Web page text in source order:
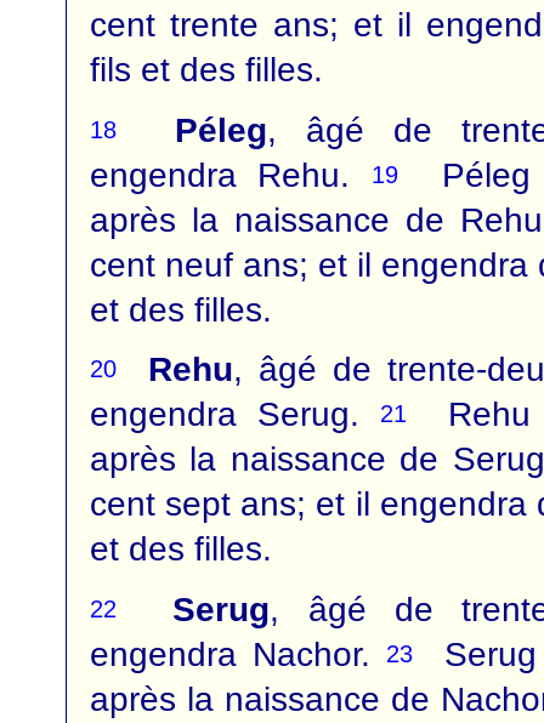
cent trente ans; et il
fils et des filles.
18 Péleg, âgé de
engendra Rehu.
19
Péleg
après la naissance de
cent neuf ans; et il engendra
et des filles.
20 Rehu, âgé de trente-
engendra Serug.
21Rehu
après la naissance de
cent sept ans; et il engendra
et des filles.
22 Serug, âgé de
engendra Nachor.
23Serug
après la naissance de